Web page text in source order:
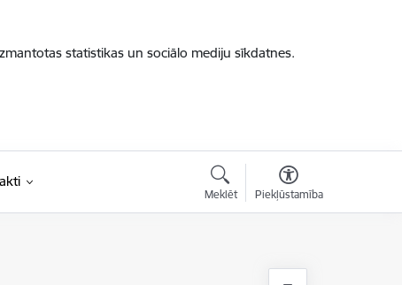
statistikas un sociālo mediju sīkdatnes.
Meklēt Piekļūstamība